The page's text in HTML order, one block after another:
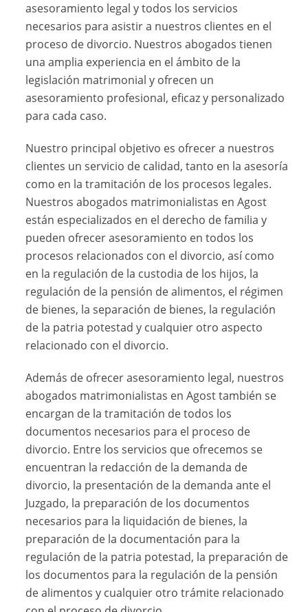
asesoramiento legal y todos los servicios
necesarios para asistir a nuestros clientes en el
proceso de divorcio. Nuestros abogados tienen
una amplia experiencia en el ámbito de la
legislación matrimonial y ofrecen un
asesoramiento profesional, eficaz y personalizado
para cada caso.
Nuestro principal objetivo es ofrecer a nuestros
clientes un servicio de calidad, tanto en la asesoría
como en la tramitación de los procesos legales.
Nuestros abogados matrimonialistas en Agost
están especializados en el derecho de familia y
pueden ofrecer asesoramiento en todos los
procesos relacionados con el divorcio, así como
en la regulación de la custodia de los hijos, la
regulación de la pensión de alimentos, el régimen
de bienes, la separación de bienes, la regulación
de la patria potestad y cualquier otro aspecto
relacionado con el divorcio.
Además de ofrecer asesoramiento legal, nuestros
abogados matrimonialistas en Agost también se
encargan de la tramitación de todos los
documentos necesarios para el proceso de
divorcio. Entre los servicios que ofrecemos se
encuentran la redacción de la demanda de
divorcio, la presentación de la demanda ante el
Juzgado, la preparación de los documentos
necesarios para la liquidación de bienes, la
preparación de la documentación para la
regulación de la patria potestad, la preparación de
los documentos para la regulación de la pensión
de alimentos y cualquier otro trámite relacionado